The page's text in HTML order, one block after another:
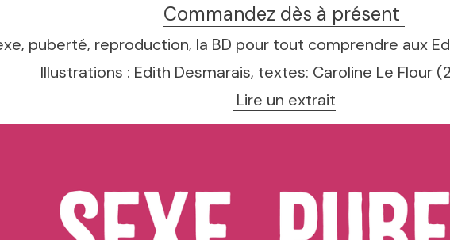
Commandez dès à présent
puberté, reproduction, la BD pour tout comprendre aux
Illustrations : Edith Desmarais, textes: Caroline Le Flour
Lire un extrait